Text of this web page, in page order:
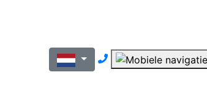
Nous contacter par